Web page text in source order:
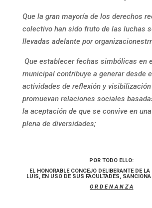
Que la gran mayoría de los derechos
colectivo han sido fruto de las luchas
llevadas adelante por
Que establecer fechas simbólicas en
municipal contribuye a generar desde
actividades de reflexión y visibilización
promuevan relaciones sociales
la aceptación de que se convive en
plena de diversidades;
POR TODO ELLO:
EL HONORABLE CONCEJO DELIBERANTE DE
LUIS, EN USO DE SUS FACULTADES,
O R D E N A N Z A